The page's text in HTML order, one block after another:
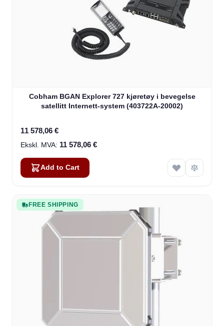
Cobham BGAN Explorer 727 kjøretøy i bevegelse
satellitt Internett-system (403722A-20002)
11 578,06 €
11 578,06 €
Add to Cart
FREE SHIPPING